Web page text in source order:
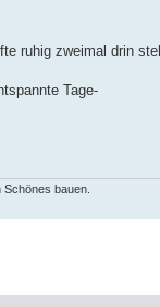
ruhig zweimal drin
Tage-
Schönes bauen.